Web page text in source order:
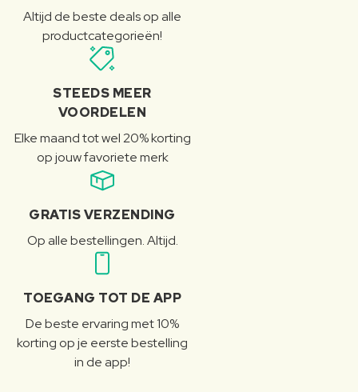
Altijd de beste deals op alle
productcategorieën!
STEEDS MEER
VOORDELEN
Elke maand tot wel 20% korting
op jouw favoriete merk
GRATIS VERZENDING
Op alle bestellingen. Altijd.
TOEGANG TOT DE APP
De beste ervaring met 10%
korting op je eerste bestelling
in de app!